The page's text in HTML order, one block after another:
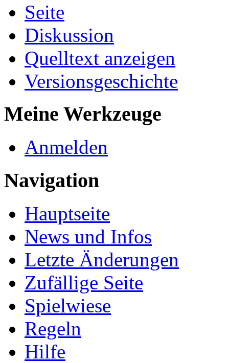
Seite
Diskussion
Quelltext anzeigen
Versionsgeschichte
Meine Werkzeuge
Anmelden
Navigation
Hauptseite
News und Infos
Letzte Änderungen
Zufällige Seite
Spielwiese
Regeln
Hilfe